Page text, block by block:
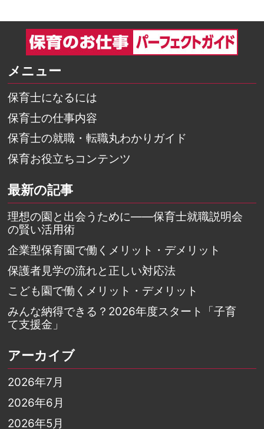
メニュー
保育士になるには
保育士の仕事内容
保育士の就職・転職丸わかりガイド
保育お役立ちコンテンツ
最新の記事
理想の園と出会うために――保育士就職説明会
の賢い活用術
企業型保育園で働くメリット・デメリット
保護者見学の流れと正しい対応法
こども園で働くメリット・デメリット
みんな納得できる？2026年度スタート「子育
て支援金」
アーカイブ
2026年7月
2026年6月
2026年5月